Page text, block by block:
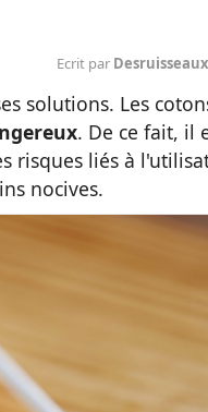
Ecrit par
solutions. Les
. De ce fait, il
risques liés à
nocives.